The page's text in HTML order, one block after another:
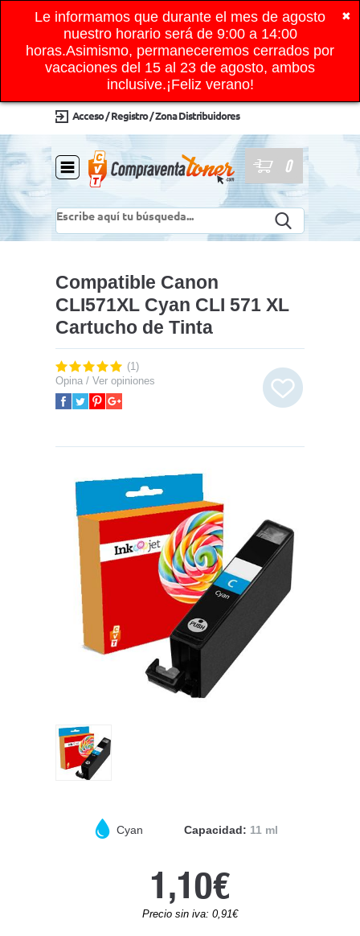
✖
Le informamos que durante el mes de agosto
nuestro horario será de 9:00 a 14:00
horas.Asimismo, permaneceremos cerrados por
vacaciones del 15 al 23 de agosto, ambos
inclusive.¡Feliz verano!
Acceso / Registro / Zona Distribuidores
0
Compatible Canon
CLI571XL Cyan CLI 571 XL
Cartucho de Tinta
(1)
Opina / Ver opiniones
Cyan Capacidad: 11 ml
1,10€
Precio sin iva: 0,91€